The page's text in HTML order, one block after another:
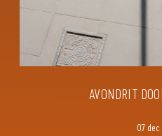
AVONDRIT
07 dec